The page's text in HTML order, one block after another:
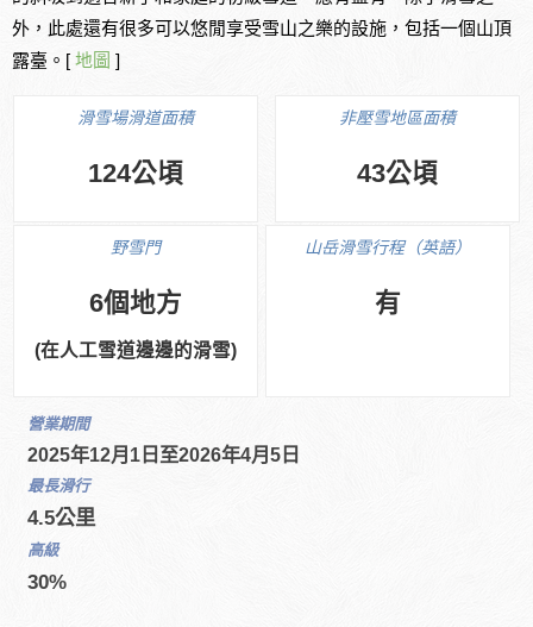
外，此處還有很多可以悠閒享受雪山之樂的設施，包括一個山頂
露臺。[ 地圖 ]
滑雪場滑道面積
124公頃
非壓雪地區面積
43公頃
野雪門
6個地方
(在人工雪道邊邊的滑雪)
山岳滑雪行程（英語）
有
營業期間
2025年12月1日至2026年4月5日
最長滑行
4.5公里
高級
30%